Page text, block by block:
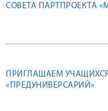
СОВЕТА ПАРТПРОЕКТА
ПРИГЛАШАЕМ
«ПРЕДУНИВЕРСАРИЙ»